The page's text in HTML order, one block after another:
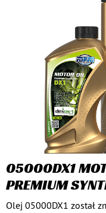
05000DX1
PREMIUM
Olej 05000DX1 został